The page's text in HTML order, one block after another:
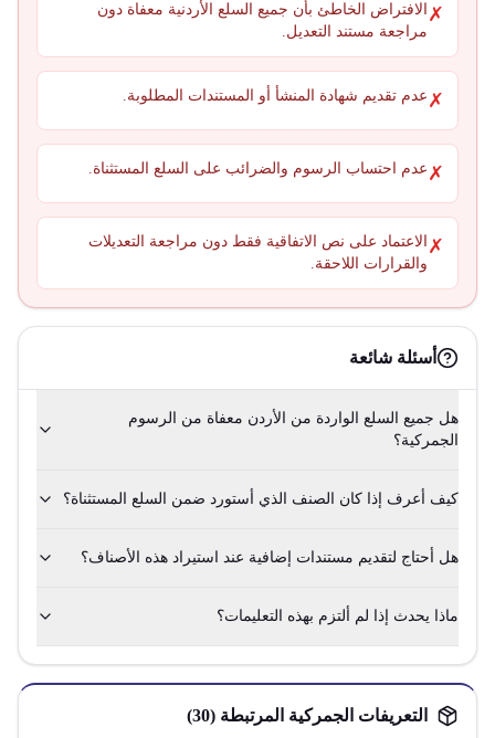
✗ الافتراض الخاطئ بأن جميع السلع الأردنية معفاة دون
مراجعة مستند التعديل.
✗ عدم تقديم شهادة المنشأ أو المستندات المطلوبة.
✗ عدم احتساب الرسوم والضرائب على السلع المستثناة.
✗ الاعتماد على نص الاتفاقية فقط دون مراجعة التعديلات
والقرارات اللاحقة.
أسئلة شائعة
هل جميع السلع الواردة من الأردن معفاة من الرسوم
الجمركية؟
كيف أعرف إذا كان الصنف الذي أستورد ضمن السلع المستثناة؟
هل أحتاج لتقديم مستندات إضافية عند استيراد هذه الأصناف؟
ماذا يحدث إذا لم ألتزم بهذه التعليمات؟
التعريفات الجمركية المرتبطة (30
)